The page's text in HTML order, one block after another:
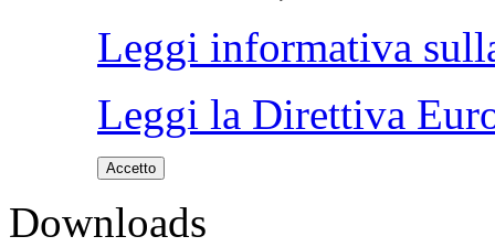
Leggi informativa
Leggi la Direttiva
Accetto
Downloads